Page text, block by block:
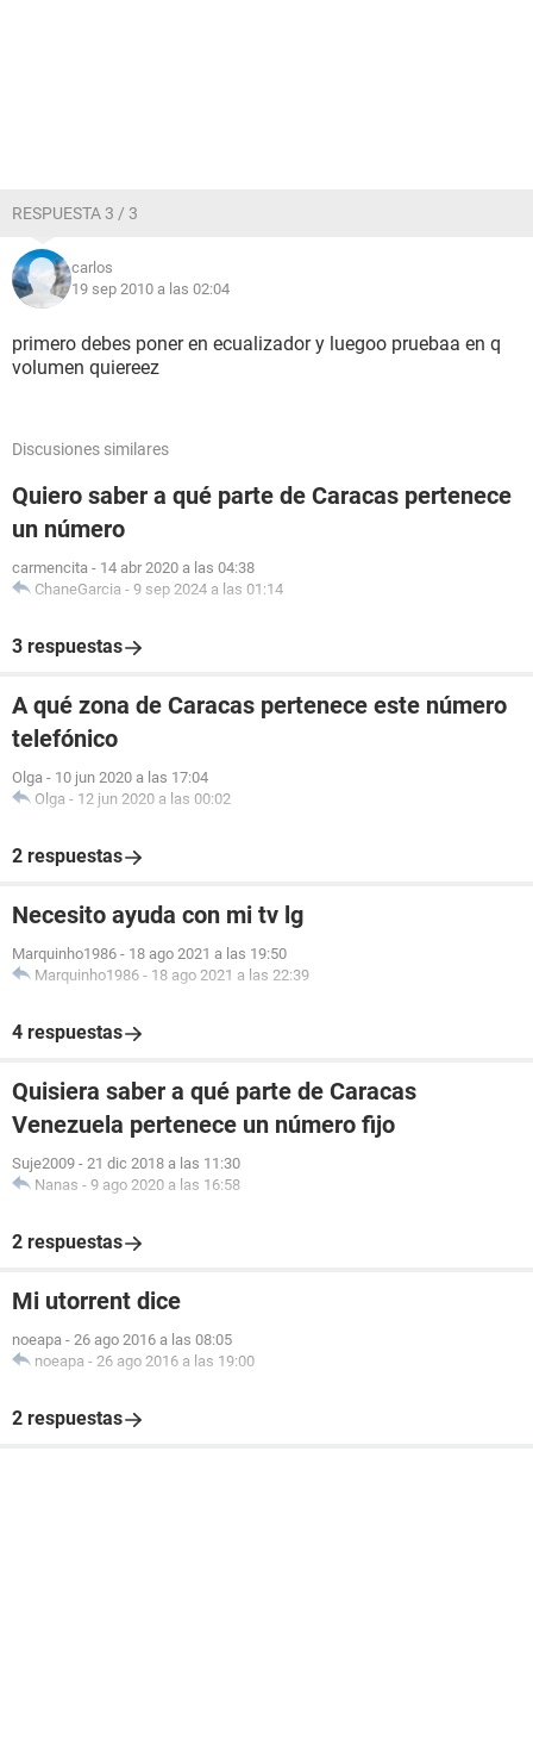
RESPUESTA 3 / 3
carlos
19 sep 2010 a las 02:04
primero debes poner en ecualizador y luegoo pruebaa en q
volumen quiereez
Discusiones similares
Quiero saber a qué parte de Caracas pertenece
un número
carmencita - 14 abr 2020 a las 04:38
ChaneGarcia - 9 sep 2024 a las 01:14
3 respuestas
A qué zona de Caracas pertenece este número
telefónico
Olga - 10 jun 2020 a las 17:04
Olga - 12 jun 2020 a las 00:02
2 respuestas
Necesito ayuda con mi tv lg
Marquinho1986 - 18 ago 2021 a las 19:50
Marquinho1986 - 18 ago 2021 a las 22:39
4 respuestas
Quisiera saber a qué parte de Caracas
Venezuela pertenece un número fijo
Suje2009 - 21 dic 2018 a las 11:30
Nanas - 9 ago 2020 a las 16:58
2 respuestas
Mi utorrent dice
noeapa - 26 ago 2016 a las 08:05
noeapa - 26 ago 2016 a las 19:00
2 respuestas